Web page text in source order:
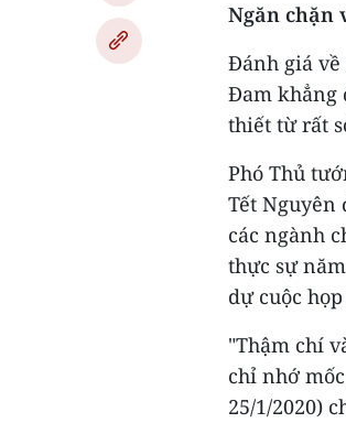
Ngăn chặn
Đánh giá về
Đam khẳng
thiết từ rất
Phó Thủ
Tết Nguyên
các ngành
thực sự
dự cuộc
"Thậm chí
chỉ nhớ
25/1/2020)